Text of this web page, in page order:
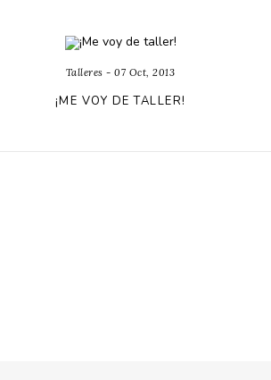
Talleres - 07 Oct, 2013
¡ME VOY DE TALLER!